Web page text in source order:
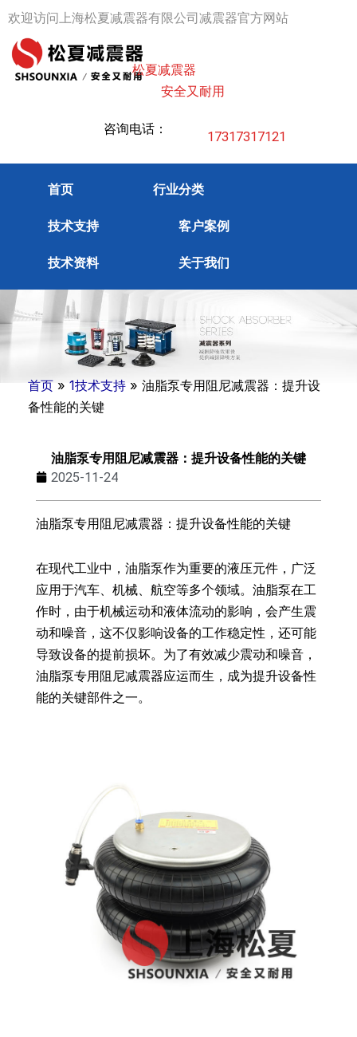
跳
欢迎访问上海松夏减震器有限公司减震器官方网站
松夏减震器
安全又耐用
咨询电话：
17317317121
首页 行业分类
技术支持 客户案例
技术资料 关于我们
首页 » 1技术支持 » 油脂泵专用阻尼减震器：提升设
备性能的关键
油脂泵专用阻尼减震器：提升设备性能的关键
2025-11-24
油脂泵专用阻尼减震器：提升设备性能的关键
在现代工业中，油脂泵作为重要的液压元件，广泛
应用于汽车、机械、航空等多个领域。油脂泵在工
作时，由于机械运动和液体流动的影响，会产生震
动和噪音，这不仅影响设备的工作稳定性，还可能
导致设备的提前损坏。为了有效减少震动和噪音，
油脂泵专用阻尼减震器应运而生，成为提升设备性
能的关键部件之一。